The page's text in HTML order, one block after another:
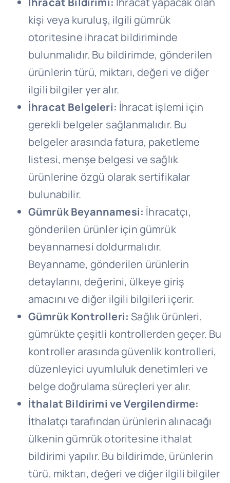
kişi veya kuruluş, ilgili gümrük
otoritesine ihracat bildiriminde
bulunmalıdır. Bu bildirimde, gönderilen
ürünlerin türü, miktarı, değeri ve diğer
ilgili bilgiler yer alır.
İhracat Belgeleri: İhracat işlemi için
gerekli belgeler sağlanmalıdır. Bu
belgeler arasında fatura, paketleme
listesi, menşe belgesi ve sağlık
ürünlerine özgü olarak sertifikalar
bulunabilir.
Gümrük Beyannamesi: İhracatçı,
gönderilen ürünler için gümrük
beyannamesi doldurmalıdır.
Beyanname, gönderilen ürünlerin
detaylarını, değerini, ülkeye giriş
amacını ve diğer ilgili bilgileri içerir.
Gümrük Kontrolleri: Sağlık ürünleri,
gümrükte çeşitli kontrollerden geçer. Bu
kontroller arasında güvenlik kontrolleri,
düzenleyici uyumluluk denetimleri ve
belge doğrulama süreçleri yer alır.
İthalat Bildirimi ve Vergilendirme:
İthalatçı tarafından ürünlerin alınacağı
ülkenin gümrük otoritesine ithalat
bildirimi yapılır. Bu bildirimde, ürünlerin
türü, miktarı, değeri ve diğer ilgili bilgiler